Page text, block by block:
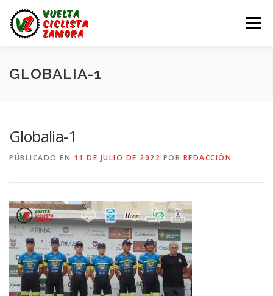
contenido
Menú
LA VUELTA ZAMORA
GLOBALIA-1
Globalia-1
PÚBLICADO EN 11 DE JULIO DE 2022 POR REDACCIÓN